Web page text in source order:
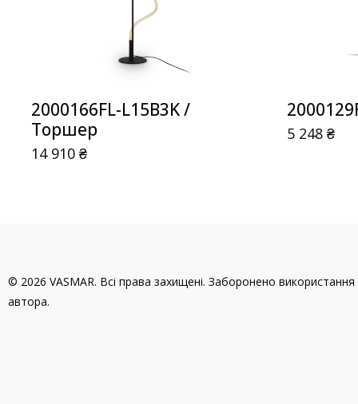
2000166FL-L15B3K /
Торшер
14 910₴
5 248₴
© 2026 VASMAR. Всі права захищені. Заборонено використання
автора.